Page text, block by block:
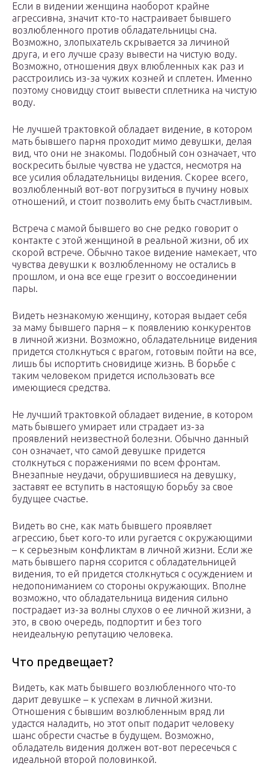
Если в видении женщина наоборот крайне
агрессивна, значит кто-то настраивает бывшего
возлюбленного против обладательницы сна.
Возможно, злопыхатель скрывается за личиной
друга, и его лучше сразу вывести на чистую воду.
Возможно, отношения двух влюбленных как раз и
расстроились из-за чужих козней и сплетен. Именно
поэтому сновидцу стоит вывести сплетника на чистую
воду.
Не лучшей трактовкой обладает видение, в котором
мать бывшего парня проходит мимо девушки, делая
вид, что они не знакомы. Подобный сон означает, что
воскресить былые чувства не удастся, несмотря на
все усилия обладательницы видения. Скорее всего,
возлюбленный вот-вот погрузиться в пучину новых
отношений, и стоит позволить ему быть счастливым.
Встреча с мамой бывшего во сне редко говорит о
контакте с этой женщиной в реальной жизни, об их
скорой встрече. Обычно такое видение намекает, что
чувства девушки к возлюбленному не остались в
прошлом, и она все еще грезит о воссоединении
пары.
Видеть незнакомую женщину, которая выдает себя
за маму бывшего парня – к появлению конкурентов
в личной жизни. Возможно, обладательнице видения
придется столкнуться с врагом, готовым пойти на все,
лишь бы испортить сновидице жизнь. В борьбе с
таким человеком придется использовать все
имеющиеся средства.
Не лучший трактовкой обладает видение, в котором
мать бывшего умирает или страдает из-за
проявлений неизвестной болезни. Обычно данный
сон означает, что самой девушке придется
столкнуться с поражениями по всем фронтам.
Внезапные неудачи, обрушившиеся на девушку,
заставят ее вступить в настоящую борьбу за свое
будущее счастье.
Видеть во сне, как мать бывшего проявляет
агрессию, бьет кого-то или ругается с окружающими
– к серьезным конфликтам в личной жизни. Если же
мать бывшего парня ссорится с обладательницей
видения, то ей придется столкнуться с осуждением и
недопониманием со стороны окружающих. Вполне
возможно, что обладательница видения сильно
пострадает из-за волны слухов о ее личной жизни, а
это, в свою очередь, подпортит и без того
неидеальную репутацию человека.
Что предвещает?
Видеть, как мать бывшего возлюбленного что-то
дарит девушке – к успехам в личной жизни.
Отношения с бывшим возлюбленным вряд ли
удастся наладить, но этот опыт подарит человеку
шанс обрести счастье в будущем. Возможно,
обладатель видения должен вот-вот пересечься с
идеальной второй половинкой.